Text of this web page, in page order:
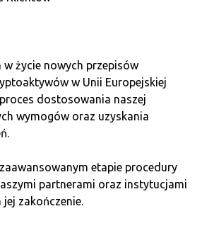
przez konto
XTB, dają możliwość
funduszy ETF lub
dłużnych papierów
wiedzieć, że zakup obligacji
w życie nowych przepisów
w Unii Europejskiej
dostosowania naszej
wymogów oraz uzyskania
etapie procedury
partnerami oraz instytucjami
zakończenie.